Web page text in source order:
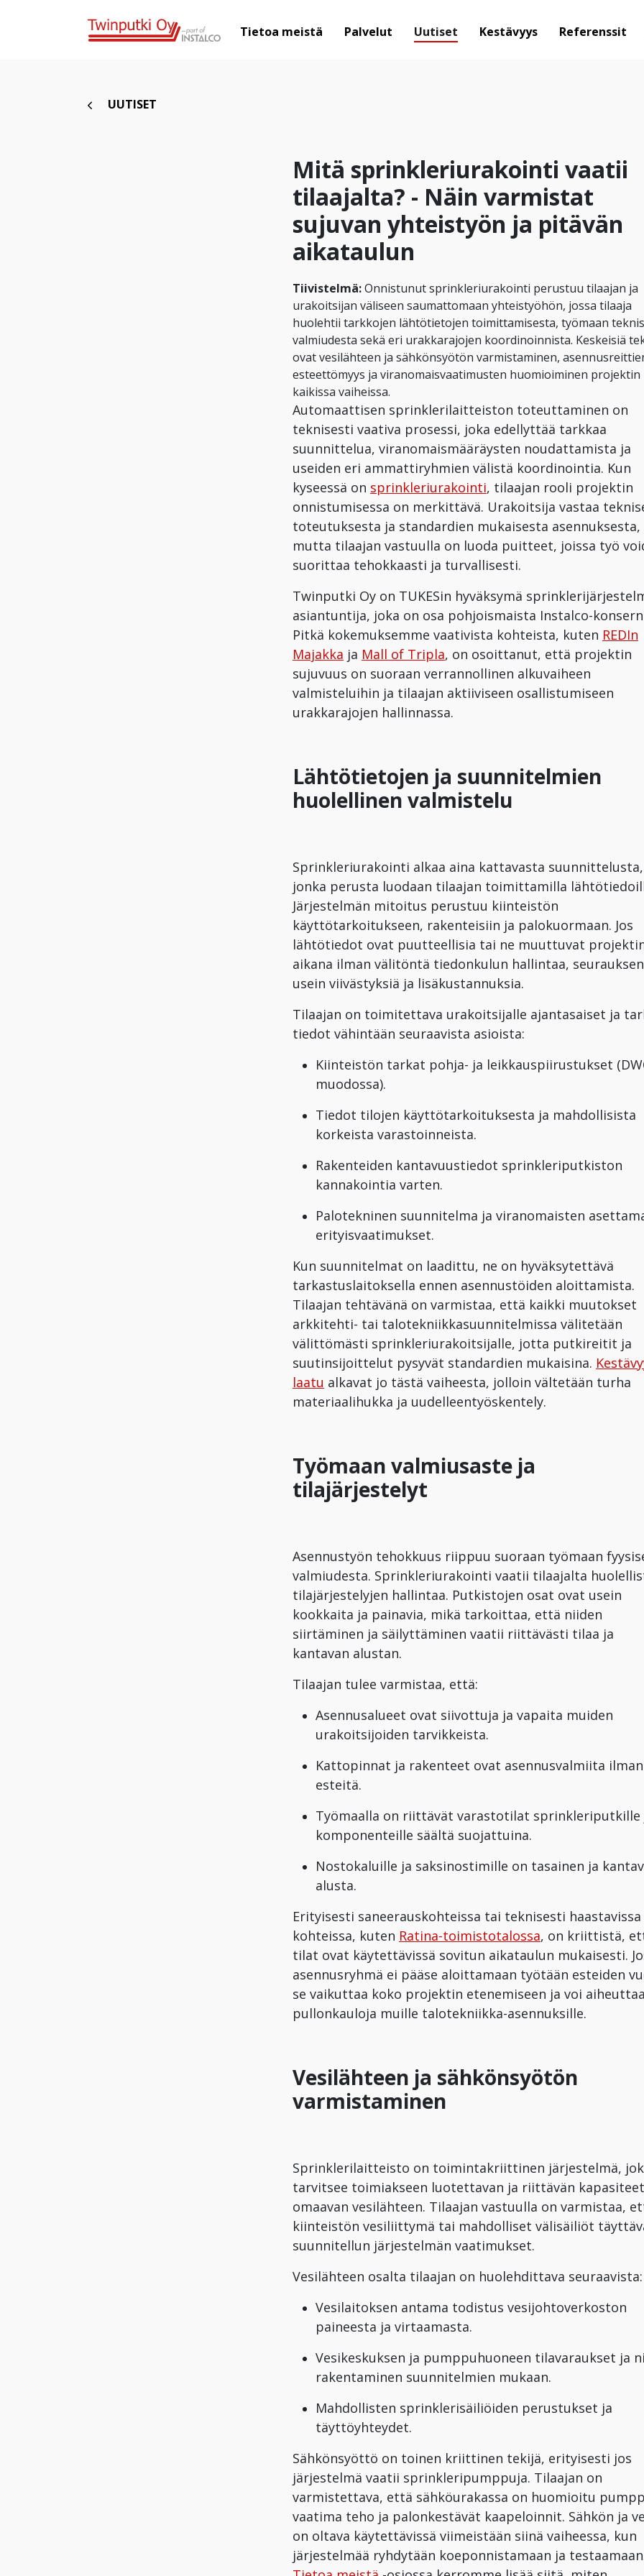
Tietoa meistä Palvelut Uutiset Kestävyys Referenssit
UUTISET
Mitä sprinkleriurakointi vaatii
tilaajalta? - Näin varmistat
sujuvan yhteistyön ja pitävän
aikataulun
Tiivistelmä:Onnistunut sprinkleriurakointi perustuu tilaajan ja
urakoitsijan väliseen saumattomaan yhteistyöhön, jossa tilaaja
huolehtii tarkkojen lähtötietojen toimittamisesta, työmaan
valmiudesta sekä eri urakkarajojen koordinoinnista. Keskeisiä
ovat vesilähteen ja sähkönsyötön varmistaminen,
esteettömyys ja viranomaisvaatimusten huomioiminen projektin
kaikissa vaiheissa.
Automaattisen sprinklerilaitteiston toteuttaminen on
teknisesti vaativa prosessi, joka edellyttää tarkkaa
suunnittelua, viranomaismääräysten noudattamista ja
useiden eri ammattiryhmien välistä koordinointia. Kun
kyseessä on sprinkleriurakointi, tilaajan rooli projektin
onnistumisessa on merkittävä. Urakoitsija vastaa
toteutuksesta ja standardien mukaisesta asennuksesta,
mutta tilaajan vastuulla on luoda puitteet, joissa työ
suorittaa tehokkaasti ja turvallisesti.
Twinputki Oy on TUKESin hyväksymä
asiantuntija, joka on osa pohjoismaista Instalco-
Pitkä kokemuksemme vaativista kohteista, kuten REDIn
Majakka ja Mall of Tripla, on osoittanut, että projektin
sujuvuus on suoraan verrannollinen alkuvaiheen
valmisteluihin ja tilaajan aktiiviseen osallistumiseen
urakkarajojen hallinnassa.
Lähtötietojen ja suunnitelmien
huolellinen valmistelu
Sprinkleriurakointi alkaa aina kattavasta suunnittelusta,
jonka perusta luodaan tilaajan toimittamilla
Järjestelmän mitoitus perustuu kiinteistön
käyttötarkoitukseen, rakenteisiin ja palokuormaan. Jos
lähtötiedot ovat puutteellisia tai ne muuttuvat
aikana ilman välitöntä tiedonkulun hallintaa,
usein viivästyksiä ja lisäkustannuksia.
Tilaajan on toimitettava urakoitsijalle ajantasaiset ja
tiedot vähintään seuraavista asioista:
Kiinteistön tarkat pohja- ja leikkauspiirustukset
muodossa).
Tiedot tilojen käyttötarkoituksesta ja mahdollisista
korkeista varastoinneista.
Rakenteiden kantavuustiedot sprinkleriputkiston
kannakointia varten.
Palotekninen suunnitelma ja viranomaisten
erityisvaatimukset.
Kun suunnitelmat on laadittu, ne on hyväksytettävä
tarkastuslaitoksella ennen asennustöiden aloittamista.
Tilaajan tehtävänä on varmistaa, että kaikki muutokset
arkkitehti- tai talotekniikkasuunnitelmissa välitetään
välittömästi sprinkleriurakoitsijalle, jotta putkireitit ja
suutinsijoittelut pysyvät standardien mukaisina.
laatu alkavat jo tästä vaiheesta, jolloin vältetään turha
materiaalihukka ja uudelleentyöskentely.
Työmaan valmiusaste ja
tilajärjestelyt
Asennustyön tehokkuus riippuu suoraan työmaan
valmiudesta. Sprinkleriurakointi vaatii tilaajalta
tilajärjestelyjen hallintaa. Putkistojen osat ovat usein
kookkaita ja painavia, mikä tarkoittaa, että niiden
siirtäminen ja säilyttäminen vaatii riittävästi tilaa ja
kantavan alustan.
Tilaajan tulee varmistaa, että:
Asennusalueet ovat siivottuja ja vapaita muiden
urakoitsijoiden tarvikkeista.
Kattopinnat ja rakenteet ovat asennusvalmiita ilman
esteitä.
Työmaalla on riittävät varastotilat sprinkleriputkille
komponenteille säältä suojattuina.
Nostokaluille ja saksinostimille on tasainen ja
alusta.
Erityisesti saneerauskohteissa tai teknisesti haastavissa
kohteissa, kuten Ratina-toimistotalossa, on kriittistä,
tilat ovat käytettävissä sovitun aikataulun mukaisesti.
asennusryhmä ei pääse aloittamaan työtään esteiden
se vaikuttaa koko projektin etenemiseen ja voi aiheuttaa
pullonkauloja muille talotekniikka-asennuksille.
Vesilähteen ja sähkönsyötön
varmistaminen
Sprinklerilaitteisto on toimintakriittinen järjestelmä,
tarvitsee toimiakseen luotettavan ja riittävän
omaavan vesilähteen. Tilaajan vastuulla on varmistaa,
kiinteistön vesiliittymä tai mahdolliset välisäiliöt
suunnitellun järjestelmän vaatimukset.
Vesilähteen osalta tilaajan on huolehdittava seuraavista:
Vesilaitoksen antama todistus vesijohtoverkoston
paineesta ja virtaamasta.
Vesikeskuksen ja pumppuhuoneen tilavaraukset ja
rakentaminen suunnitelmien mukaan.
Mahdollisten sprinklerisäiliöiden perustukset ja
täyttöyhteydet.
Sähkönsyöttö on toinen kriittinen tekijä, erityisesti jos
järjestelmä vaatii sprinkleripumppuja. Tilaajan on
varmistettava, että sähköurakassa on huomioitu
vaatima teho ja palonkestävät kaapeloinnit. Sähkön ja
on oltava käytettävissä viimeistään siinä vaiheessa, kun
järjestelmää ryhdytään koeponnistamaan ja